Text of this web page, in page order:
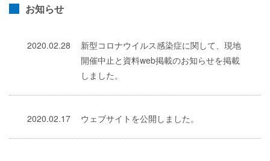
お知らせ
2020.02.28
新型コロナウイルス感染症に関して、現地
開催中止と資料web掲載のお知らせを掲載
しました。
2020.02.17 ウェブサイトを公開しました。